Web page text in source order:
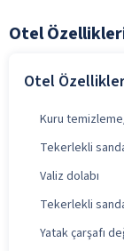
Otel
Otel
Kuru
Tekerlekli
Valiz dolabı
Tekerlekli
Yatak çarşafı